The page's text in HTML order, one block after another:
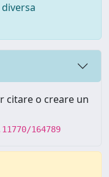
citare o creare un
164789